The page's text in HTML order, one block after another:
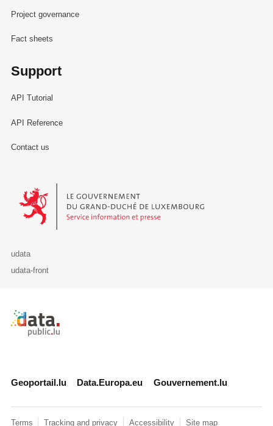
Project governance
Fact sheets
Support
API Tutorial
API Reference
Contact us
Le Gouvernement du Grand-Duché de Luxembourg - Service
udata
udata-front
Retour à l'accueil de data.public.lu
Geoportail.lu Data.Europa.eu Gouvernement.lu
Terms Tracking and privacy Accessibility Site map